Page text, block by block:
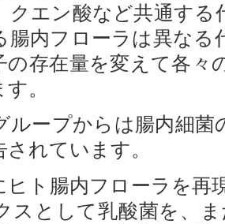
クエン酸など共通する
腸内フローラは異な
の存在量を変えて各
。
ループからは腸内細
れています。
ヒト腸内フローラを
スとして乳酸菌を、